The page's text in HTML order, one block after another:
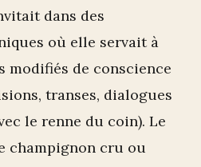
dans des
où elle servait à
modifiés de conscience
transes, dialogues
le renne du coin). Le
champignon cru ou